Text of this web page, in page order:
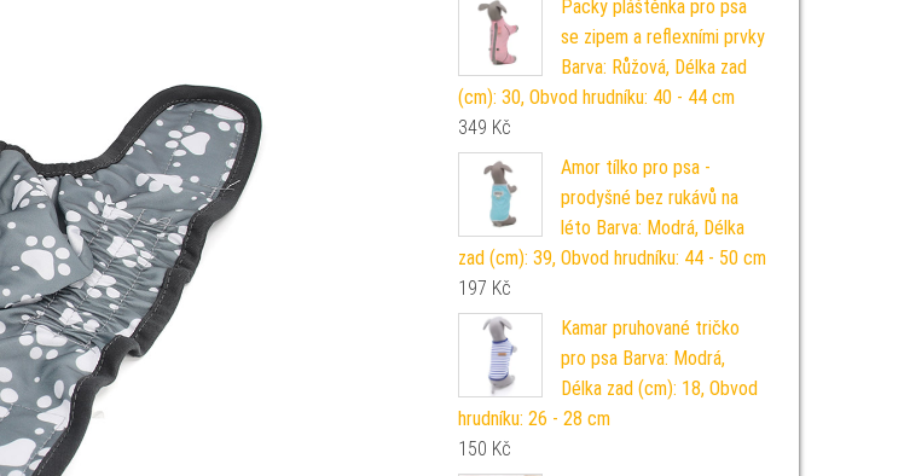
Packy pláštěnka pro psa
se zipem a reflexními prvky
Barva: Růžová, Délka zad
(cm): 30, Obvod hrudníku: 40 - 44 cm
349 Kč
Amor tílko pro psa -
prodyšné bez rukávů na
léto Barva: Modrá, Délka
zad (cm): 39, Obvod hrudníku: 44 - 50 cm
197 Kč
Kamar pruhované tričko
pro psa Barva: Modrá,
Délka zad (cm): 18, Obvod
hrudníku: 26 - 28 cm
150 Kč